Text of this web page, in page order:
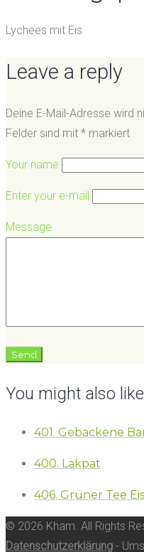
Lychees mit Eis
Leave a reply
Deine E-Mail-Adresse wird
Felder sind mit * markiert
Your name
Enter your e-mail
Message
You might also like
401. Gebackene
400. Lakpat
406. Grüner Tee Eis
© 2026 Kham. All Rights
Datenschutzerklärung -